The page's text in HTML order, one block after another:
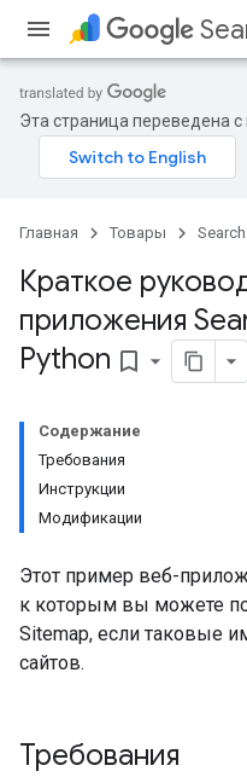
Эта страница переведена
Главная Товары
Краткое
приложения
Python bookmark_border
Содержание
Требования
Инструкции
Модификации
Этот пример веб-
к которым вы можете
Sitemap, если таковые
сайтов.
Требования